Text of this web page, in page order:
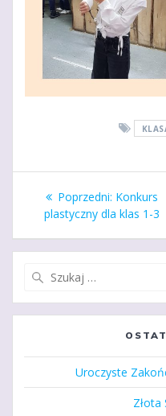
Nawigacja
wpisu
Poprzedni: Poprzedni
wpis:
Konkurs
plastyczny dla klas 1-3
Uroczyste
Złota